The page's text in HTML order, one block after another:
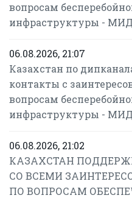
вопросам
инфраструктуры - МИД
06.08.2026, 21:07
Казахстан по
контакты с
вопросам
инфраструктуры - МИД
06.08.2026, 21:02
КАЗАХСТАН
СО ВСЕМИ
ПО ВОПРОСАМ